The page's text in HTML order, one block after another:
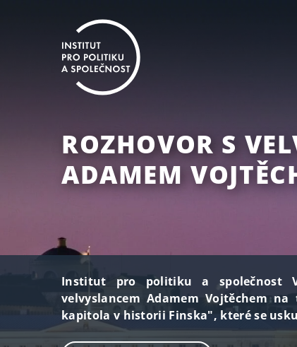
ROZHOVOR S
ADAMEM
Institut pro politiku a společnost
velvyslancem Adamem Vojtěchem
kapitola v historii Finska", které se